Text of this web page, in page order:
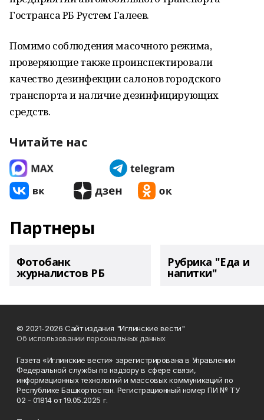
Гостранса РБ Рустем Галеев.
Помимо соблюдения масочного режима,
проверяющие также проинспектировали
качество дезинфекции салонов городского
транспорта и наличие дезинфицирующих
средств.
Читайте нас
Партнеры
Фотобанк
журналистов РБ
Рубрика "Еда и
напитки"
© 2021-2026 Сайт издания "Иглинские вести"
Об использовании персональных данных
Газета «Иглинские вести» зарегистрирована в Управлении
Федеральной службы по надзору в сфере связи,
информационных технологий и массовых коммуникаций по
Республике Башкортостан. Регистрационный номер ПИ № ТУ
02 - 01814 от 19.05.2025 г.